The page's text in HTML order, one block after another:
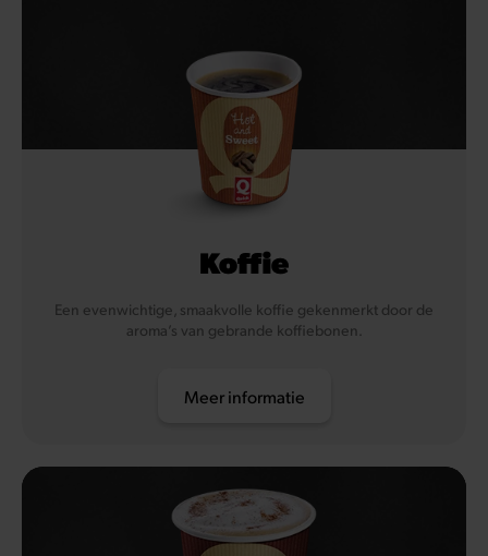
Koffie
Een evenwichtige, smaakvolle koffie gekenmerkt door de
aroma’s van gebrande koffiebonen.
Meer informatie